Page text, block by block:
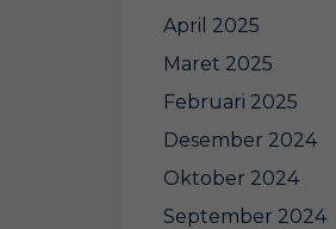
April 2025
Maret 2025
Februari 2025
Desember 2024
Oktober 2024
September 2024